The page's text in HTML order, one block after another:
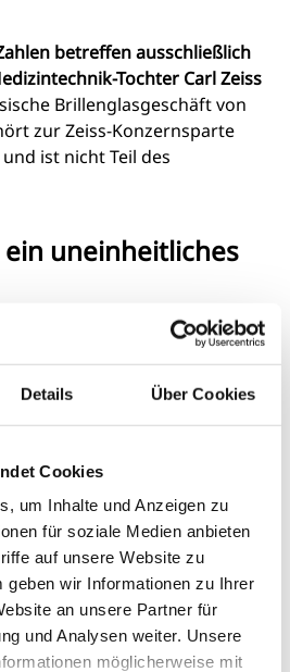
Details Über Cookies
Cookies
um Inhalte und Anzeigen zu
für soziale Medien anbieten
auf unsere Website zu
geben wir Informationen zu Ihrer
an unsere Partner für
und Analysen weiter. Unsere
möglicherweise mit
betreffen ausschließlich
Tochter Carl Zeiss
Brillenglasgeschäft von
zur Zeiss-Konzernsparte
ist nicht Teil des
uneinheitliches
EMEA (Europa, Naher Osten
zulegte
%), gingen die Umsätze in
und Südamerika) um 11,1
10 Prozent
unter anderem
und eine zunehmende
Kliniken sowie Arztpraxen.
“ plant Zeiss Meditec